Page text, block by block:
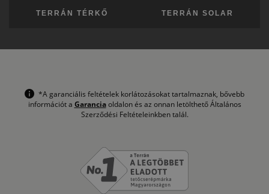
TERRÁN TÉRKŐ TERRÁN SOLAR
*A garanciális feltételek korlátozásokat tartalmaznak, bővebb
információt a Garanciaoldalon és az onnan letölthető Általános
Szerződési Feltételeinkben talál.